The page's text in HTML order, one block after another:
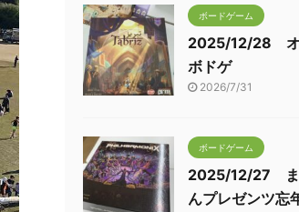
ボードゲーム
2025/12/28 オ
ボドゲ
2026/7/31
ボードゲーム
2025/12/27 ま
んプレゼンツ忘